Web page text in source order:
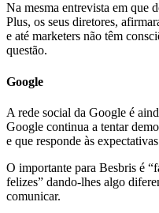
Na mesma entrevista em que
Plus, os seus diretores,
e até marketers não têm
questão.
Google
A rede social da Google é
Google continua a tentar
e que responde às
O importante para Besbris é
felizes” dando-lhes algo
comunicar.